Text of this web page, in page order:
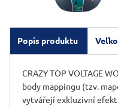
Popis produktu
CRAZY TOP VOLTAGE
body mappingu (tzv.
vytvářejí exkluzivní